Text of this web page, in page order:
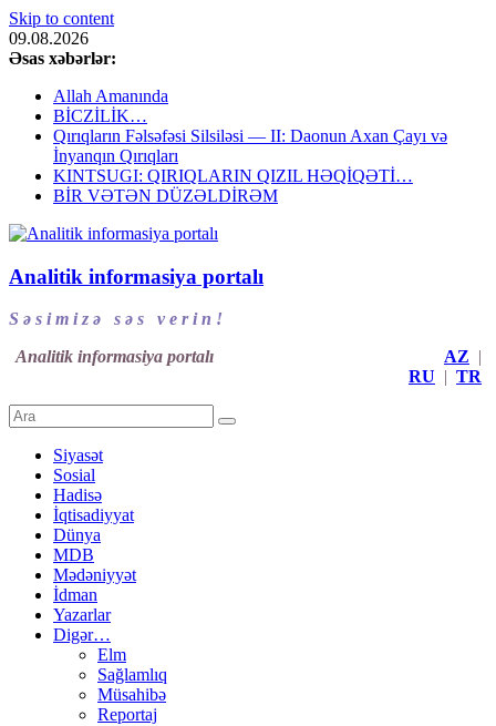
Skip to content
09.08.2026
Əsas xəbərlər:
Allah Amanında
BİCZİLİK…
Qırıqların Fəlsəfəsi Silsiləsi — II: Daonun Axan Çayı və
İnyanqın Qırıqları
KINTSUGI: QIRIQLARIN QIZIL HƏQİQƏTİ…
BİR VƏTƏN DÜZƏLDİRƏM
Analitik informasiya portalı
S ə s i m i z ə s ə s v e r i n !
Analitik informasiya portalı
AZ |
RU | TR
Siyasət
Sosial
Hadisə
İqtisadiyyat
Dünya
MDB
Mədəniyyət
İdman
Yazarlar
Digər…
Elm
Sağlamlıq
Müsahibə
Reportaj